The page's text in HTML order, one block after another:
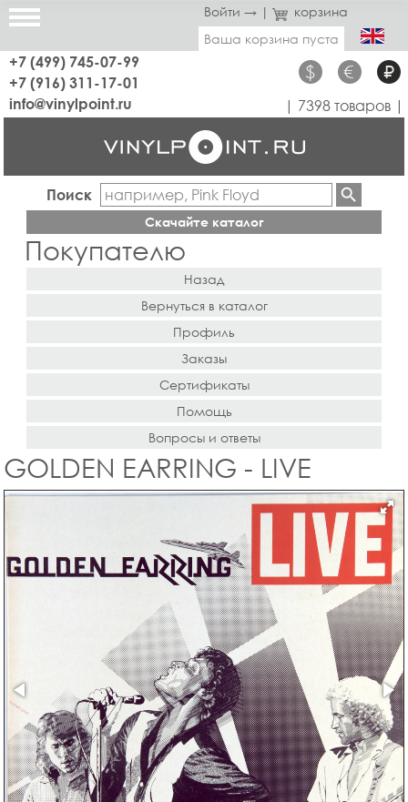
Войти → |
корзина
Ваша корзина пуста
+7 (499) 745-07-99
+7 (916) 311-17-01
$ € ₽
info@vinylpoint.ru | 7398 товаров |
Поиск
Скачайте каталог
Покупателю
Назад
Вернуться в каталог
Профиль
Заказы
Сертификаты
Помощь
Вопросы и ответы
GOLDEN EARRING - LIVE